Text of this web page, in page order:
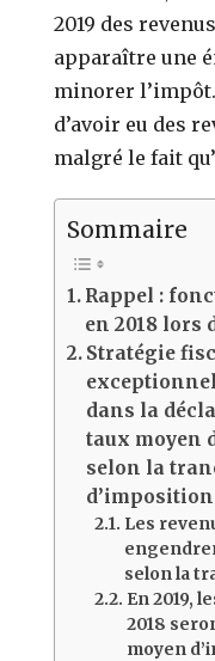
2019 des
apparaître une
minorer
d’avoir eu des
malgré le fait
Sommaire
Rappel :
en 2018 lors
Stratégie
dans la
taux moyen
selon la
Les
selon la
En 2019,
2018
moyen